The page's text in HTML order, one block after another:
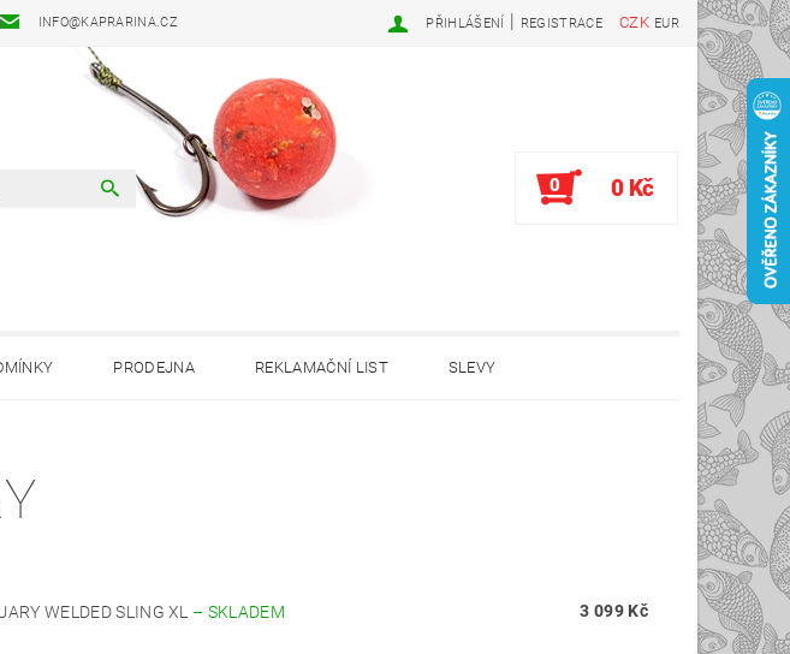
INFO@KAPRARINA.CZ CZK EUR
PŘIHLÁŠENÍ | REGISTRACE
0 0 Kč
PRODEJNA REKLAMAČNÍ LIST SLEVY
WELDED SLING XL – SKLADEM 3 099 Kč